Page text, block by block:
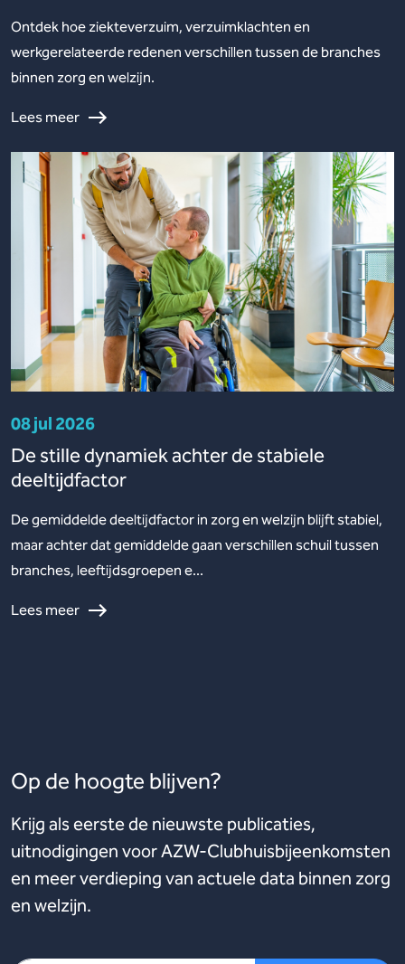
Ontdek hoe ziekteverzuim, verzuimklachten en
werkgerelateerde redenen verschillen tussen de branches
binnen zorg en welzijn.
Lees meer
08 jul 2026
De stille dynamiek achter de stabiele
deeltijdfactor
De gemiddelde deeltijdfactor in zorg en welzijn blijft stabiel,
maar achter dat gemiddelde gaan verschillen schuil tussen
branches, leeftijdsgroepen e...
Lees meer
Op de hoogte blijven?
Krijg als eerste de nieuwste publicaties,
uitnodigingen voor AZW-Clubhuisbijeenkomsten
en meer verdieping van actuele data binnen zorg
en welzijn.